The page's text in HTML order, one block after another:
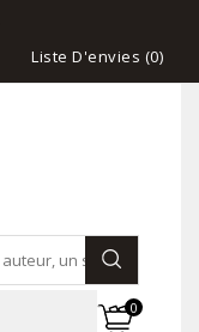
Liste D'envies (0)
0